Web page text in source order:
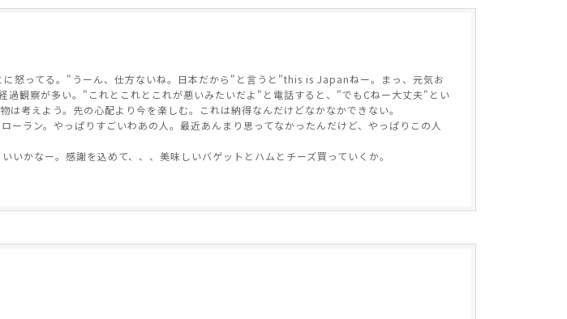
怒ってる。"うーん、仕方ないね。日本だから"と言うと"this is Japanねー。まっ、元気お
過観察が多い。"これとこれとこれが悪いみたいだよ"と電話すると、"でもCねー大丈夫"とい
考えよう。先の心配より今を楽しむ。これは納得なんだけどなかなかできない。
ラン。やっぱりすごいわあの人。最近あんまり思ってなかったんだけど、やっぱりこの人
かなー。感謝を込めて、、、美味しいバゲットとハムとチーズ買っていくか。